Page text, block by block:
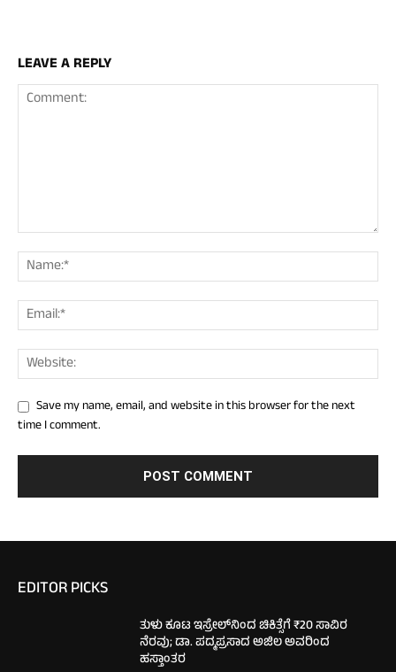
LEAVE A REPLY
Save my name, email, and website in this browser for the next
time I comment.
EDITOR PICKS
ತುಳು ಕೂಟ ಇಸ್ರೇಲ್‌ನಿಂದ ಚಿಕಿತ್ಸೆಗೆ ₹20 ಸಾವಿರ
ನೆರವು; ಡಾ. ಪದ್ಮಪ್ರಸಾದ ಅಜಿಲ ಅವರಿಂದ
ಹಸ್ತಾಂತರ